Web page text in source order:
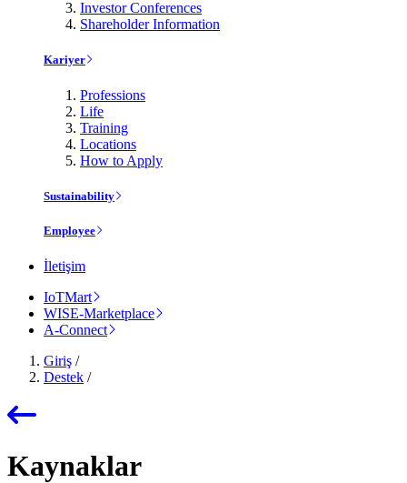
Investor Conferences
Shareholder Information
Kariyer
Professions
Life
Training
Locations
How to Apply
Sustainability
Employee
İletişim
IoTMart
WISE-Marketplace
A-Connect
Giriş /
Destek /
Kaynaklar